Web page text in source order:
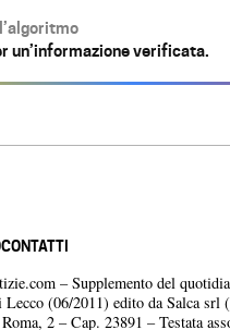
un’informazione verificata.
CONTATTI
– Supplemento del
(06/2011) edito da Salca srl
2 – Cap. 23891 – Testata